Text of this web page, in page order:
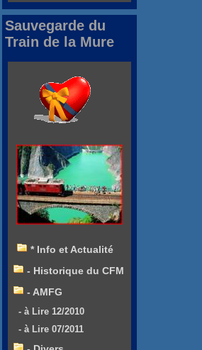
Sauvegarde du
Train de la Mure
* Info et Actualité
- Historique du CFM
- AMFG
- à Lire 12/2010
- à Lire 07/2011